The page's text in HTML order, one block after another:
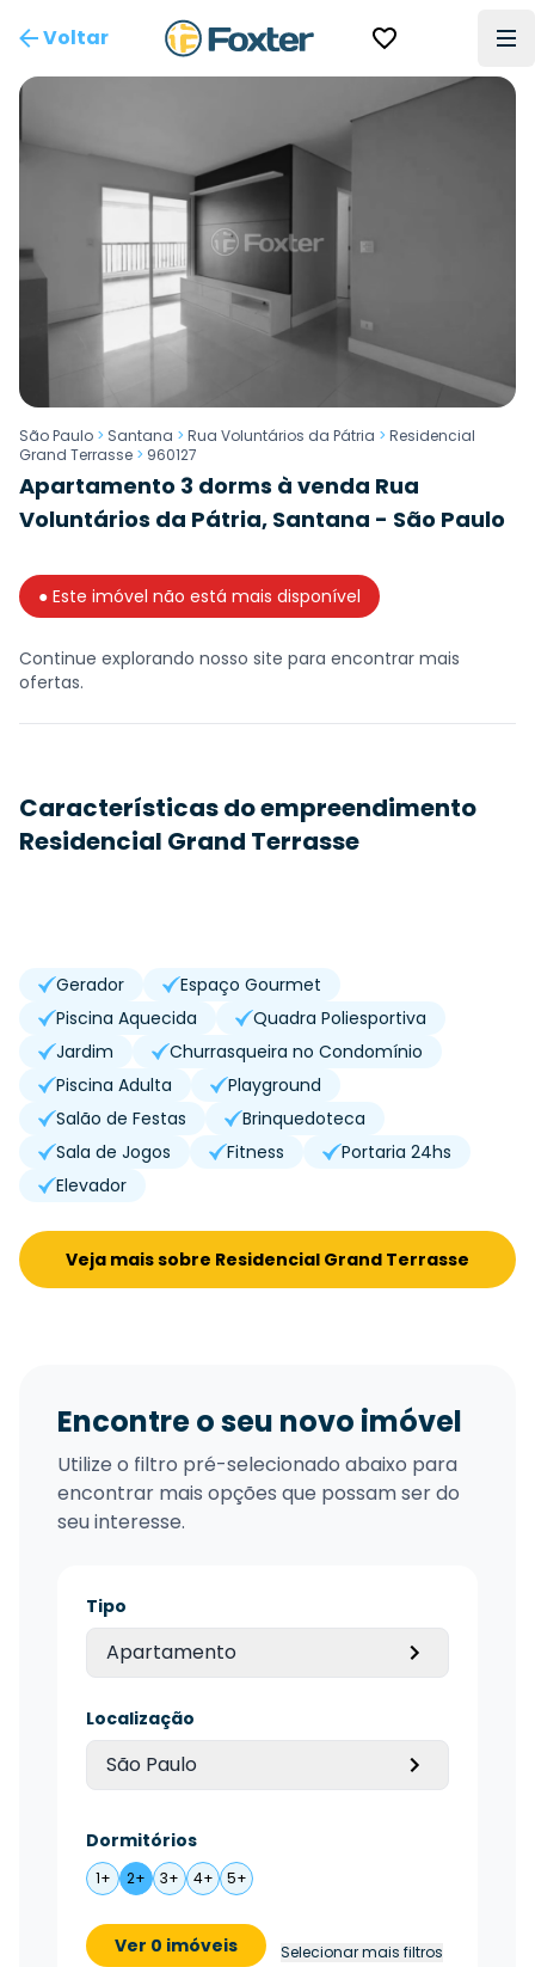
Voltar
São Paulo > Santana > Rua Voluntários da Pátria > Residencial
Grand Terrasse > 960127
Apartamento 3 dorms à venda Rua
Voluntários da Pátria, Santana - São Paulo
● Este imóvel não está mais disponível
Continue explorando nosso site para encontrar mais
ofertas.
Características do empreendimento
Residencial Grand Terrasse
Gerador
Espaço Gourmet
Piscina Aquecida
Quadra Poliesportiva
Jardim
Churrasqueira no Condomínio
Piscina Adulta
Playground
Salão de Festas
Brinquedoteca
Sala de Jogos
Fitness
Portaria 24hs
Elevador
Veja mais sobre Residencial Grand Terrasse
Encontre o seu novo imóvel
Utilize o filtro pré-selecionado abaixo para
encontrar mais opções que possam ser do
seu interesse.
Tipo
Apartamento
Localização
São Paulo
Dormitórios
1+ 2+ 3+ 4+ 5+
Ver 0 imóveis Selecionar mais filtros